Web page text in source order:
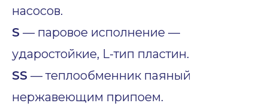
насосов.
S — паровое исполнение —
ударостойкие, L-тип пластин.
SS — теплообменник паяный
нержавеющим припоем.